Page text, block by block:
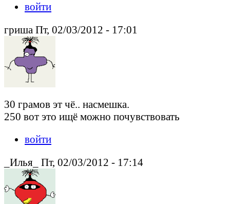
войти
гриша Пт, 02/03/2012 - 17:01
30 грамов эт чё.. насмешка.
250 вот это ищё можно почувствовать
войти
_Илья_ Пт, 02/03/2012 - 17:14